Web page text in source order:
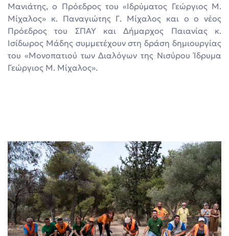
Μανιάτης, ο Πρόεδρος του «Ιδρύματος Γεώργιος Μ.
Μίχαλος» κ. Παναγιώτης Γ. Μίχαλος και ο o νέος
Πρόεδρος του ΣΠΑΥ και Δήμαρχος Παιανίας κ.
Ισίδωρος Μάδης συμμετέχουν στη δράση δημιουργίας
του «Μονοπατιού των Διαλόγων της Νισύρου Ίδρυμα
Γεώργιος Μ. Μίχαλος».